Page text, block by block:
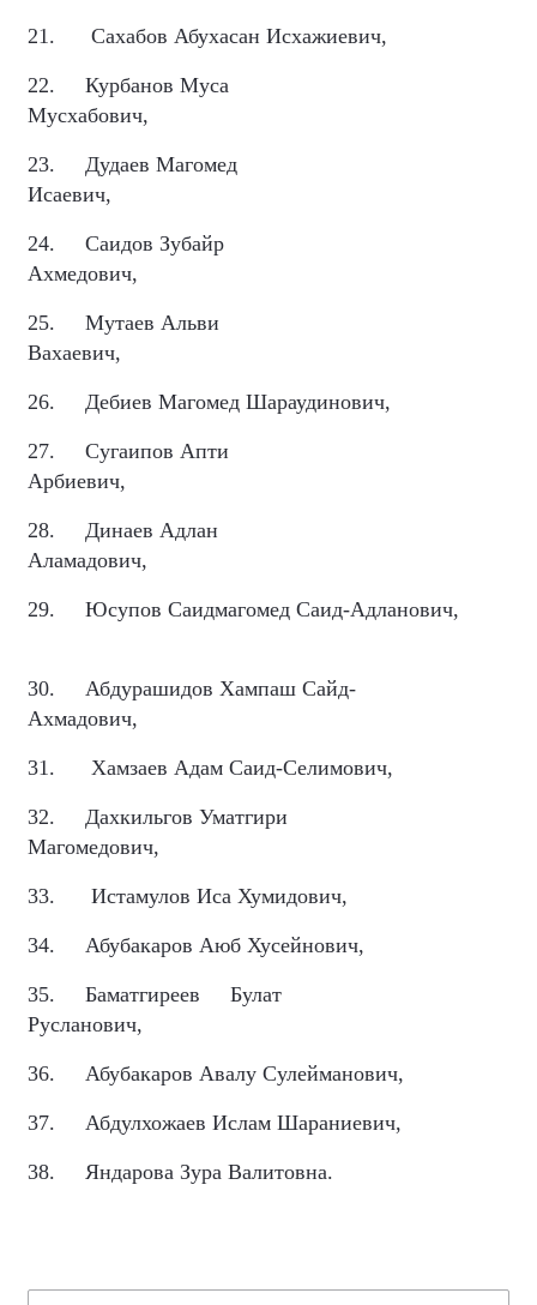
21. Сахабов Абухасан Исхажиевич,
22.
Курбанов Муса
Мусхабович,
23.
Дудаев Магомед
Исаевич,
24.
Саидов Зубайр
Ахмедович,
25.
Мутаев Альви
Вахаевич,
26. Дебиев Магомед Шараудинович,
27.
Сугаипов Апти
Арбиевич,
28.
Динаев Адлан
Аламадович,
29. Юсупов Саидмагомед Саид-Адланович,
30.
Абдурашидов Хампаш Сайд-
Ахмадович,
31. Хамзаев Адам Саид-Селимович,
32.
Дахкильгов Уматгири
Магомедович,
33. Истамулов Иса Хумидович,
34. Абубакаров Аюб Хусейнович,
35. Баматгиреев
Булат
Русланович,
36. Абубакаров Авалу Сулейманович,
37. Абдулхожаев Ислам Шараниевич,
38. Яндарова Зура Валитовна.